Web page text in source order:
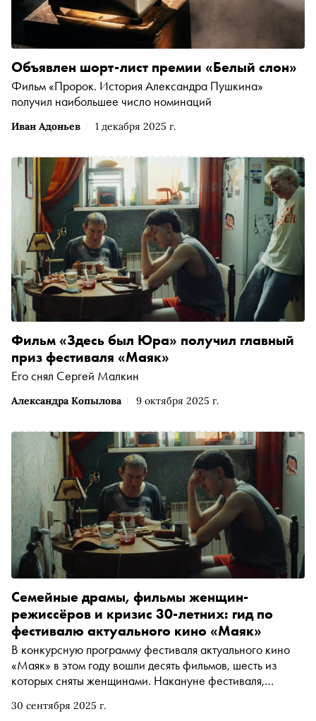
Иван Адоньев 1 декабря 2025 г.
Объявлен шорт-лист премии «Белый слон»
Фильм «Пророк. История Александра Пушкина»
получил наибольшее число номинаций
Александра Копылова 9 октября 2025 г.
Фильм «Здесь был Юра» получил главный
приз фестиваля «Маяк»
Его снял Сергей Малкин
30 сентября 2025 г.
Семейные драмы, фильмы женщин-
режиссёров и кризис 30-летних: гид по
фестивалю актуального кино «Маяк»
В конкурсную программу фестиваля актуального кино
«Маяк» в этом году вошли десять фильмов, шесть из
которых сняты женщинами. Накануне фестиваля,
о каждой из картин. Среди премьер — новая работа